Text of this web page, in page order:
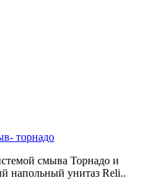
торнадо
смыва Торнадо и
напольный унитаз Reli..